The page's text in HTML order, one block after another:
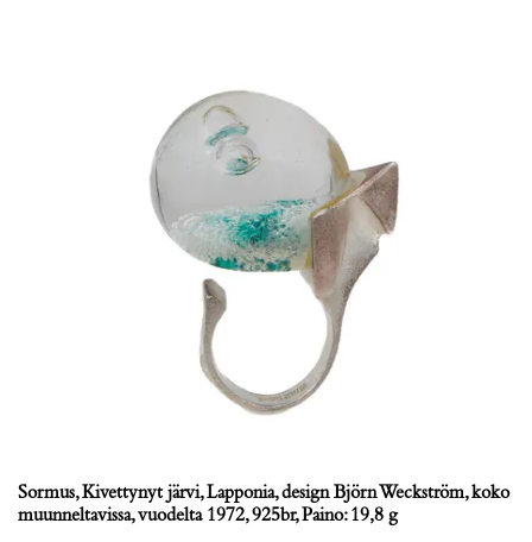
Sormus, Kivettynyt järvi, Lapponia, design Björn Weckström, koko
muunneltavissa, vuodelta 1972, 925br, Paino: 19,8 g